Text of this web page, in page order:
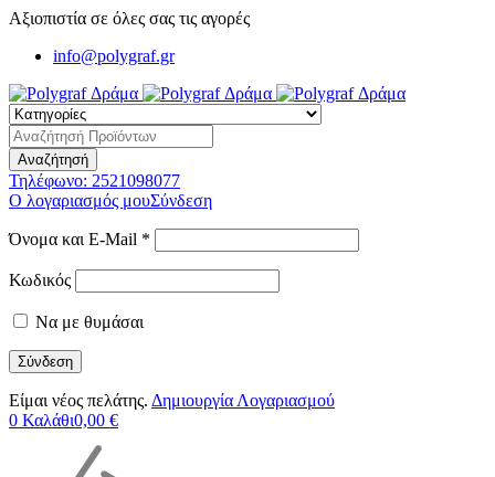
Αξιοπιστία σε όλες σας τις αγορές
info@polygraf.gr
Τηλέφωνο: 2521098077
Ο λογαριασμός μουΣύνδεση
Όνομα και E-Mail *
Κωδικός
Να με θυμάσαι
Είμαι νέος πελάτης. Δημιουργία Λογαριασμού
0 Καλάθι0,00 €